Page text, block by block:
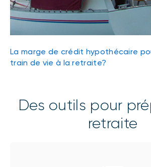
La marge de crédit hypothécaire
train de vie à la retraite?
Des outils pour
retraite